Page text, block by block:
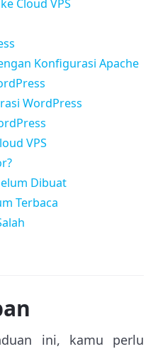
Cloud VPS
Konfigurasi Apache
WordPress
VPS
Dibuat
Terbaca
ini, kamu perlu